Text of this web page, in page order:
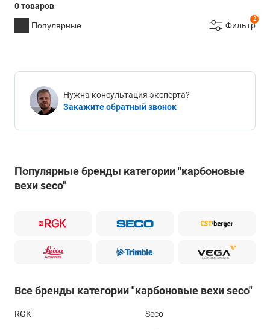
0 товаров
Популярные
2
Фильтр
Нужна консультация эксперта?
Закажите обратный звонок
Популярные бренды категории "карбоновые
вехи seco"
Все бренды категории "карбоновые вехи seco"
RGK Seco